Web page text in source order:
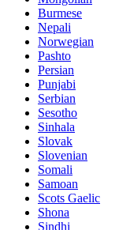
Burmese
Nepali
Norwegian
Pashto
Persian
Punjabi
Serbian
Sesotho
Sinhala
Slovak
Slovenian
Somali
Samoan
Scots Gaelic
Shona
Sindhi